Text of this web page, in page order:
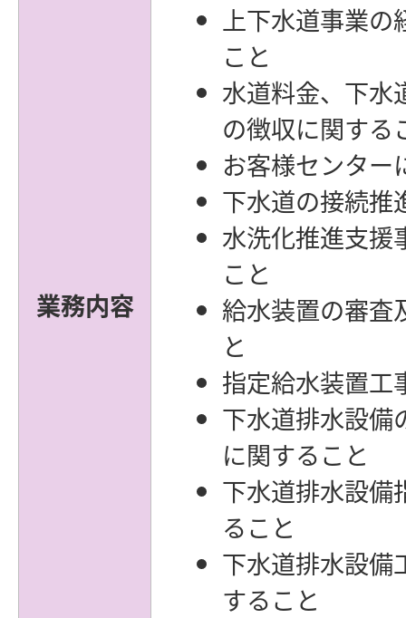
業務内容
上下水道事業の
こと
水道料金、下水
の徴収に関する
お客様センター
下水道の接続推
水洗化推進支援
こと
給水装置の審査
と
指定給水装置工
下水道排水設備
に関すること
下水道排水設備
ること
下水道排水設備
すること